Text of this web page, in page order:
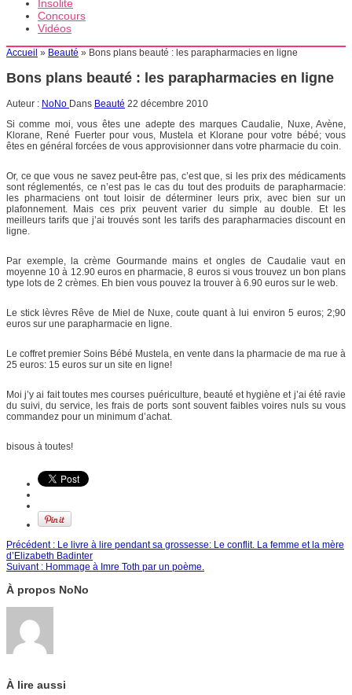
Insolite
Concours
Vidéos
Accueil » Beauté » Bons plans beauté : les parapharmacies en ligne
Bons plans beauté : les parapharmacies en ligne
Auteur : NoNo Dans Beauté 22 décembre 2010
Si comme moi, vous êtes une adepte des marques Caudalie, Nuxe, Avène,
Klorane, René Fuerter pour vous, Mustela et Klorane pour votre bébé; vous
êtes en général forcées de vous approvisionner dans votre pharmacie du coin.
Or, ce que vous ne savez peut-être pas, c’est que, si les prix des médicaments
sont réglementés, ce n’est pas le cas du tout des produits de parapharmacie:
les pharmaciens ont tout loisir de déterminer leurs prix, avec bien sur un
plafonnement. Mais ces prix peuvent varier du simple au double. Et les
meilleurs tarifs que j’ai trouvés sont les tarifs des parapharmacies discount en
ligne.
Par exemple, la crème Gourmande mains et ongles de Caudalie vaut en
moyenne 10 à 12.90 euros en pharmacie, 8 euros si vous trouvez un bon plans
type lots de 2 crèmes. Eh bien vous pouvez la trouver à 6.90 euros sur le web.
Le stick lèvres Rêve de Miel de Nuxe, coute quant à lui environ 5 euros; 2;90
euros sur une parapharmacie en ligne.
Le coffret premier Soins Bébé Mustela, en vente dans la pharmacie de ma rue à
25 euros: 15 euros sur un site en ligne!
Moi j’y ai fait toutes mes courses puériculture, beauté et hygiène et j’ai été ravie
du suivi, du service, les frais de ports sont souvent faibles voires nuls su vous
commandez pour un minimum d’achat.
bisous à toutes!
Précédent : Le livre à lire pendant sa grossesse: Le conflit. La femme et la mère
d’Elizabeth Badinter
Suivant : Hommage à Imre Toth par un poème.
À propos NoNo
À lire aussi